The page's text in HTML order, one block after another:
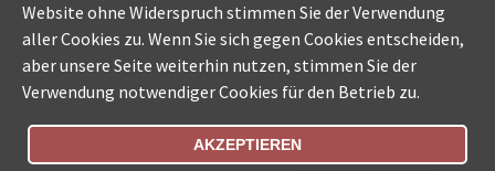
Website ohne Widerspruch stimmen Sie der Verwendung
aller Cookies zu. Wenn Sie sich gegen Cookies entscheiden,
aber unsere Seite weiterhin nutzen, stimmen Sie der
Verwendung notwendiger Cookies für den Betrieb zu.
AKZEPTIEREN